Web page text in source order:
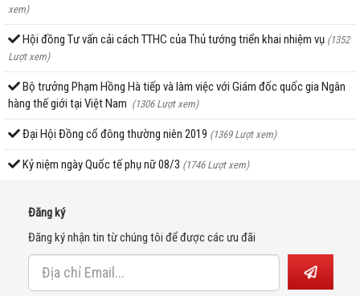
xem)
Hội đồng Tư vấn cải cách TTHC của Thủ tướng triển khai nhiệm vụ (1352
Lượt xem)
Bộ trưởng Phạm Hồng Hà tiếp và làm việc với Giám đốc quốc gia Ngân
hàng thế giới tại Việt Nam (1306 Lượt xem)
Đại Hội Đồng cổ đông thường niên 2019 (1369 Lượt xem)
Kỷ niệm ngày Quốc tế phụ nữ 08/3 (1746 Lượt xem)
Đăng ký
Đăng ký nhận tin từ chúng tôi để được các ưu đãi